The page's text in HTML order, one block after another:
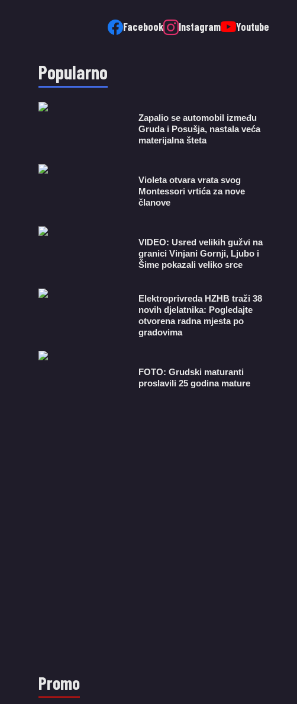
Facebook Instagram Youtube
Popularno
Zapalio se automobil između
Gruda i Posušja, nastala veća
materijalna šteta
Violeta otvara vrata svog
Montessori vrtića za nove
članove
VIDEO: Usred velikih gužvi na
granici Vinjani Gornji, Ljubo i
Šime pokazali veliko srce
​Elektroprivreda HZHB traži 38
novih djelatnika: Pogledajte
otvorena radna mjesta po
gradovima
FOTO: Grudski maturanti
proslavili 25 godina mature
Promo